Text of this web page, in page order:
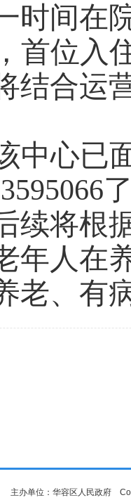
时间在
首位入
结合运
中心已
续将根
年人在
老、有
主办单位：华容区人民政府